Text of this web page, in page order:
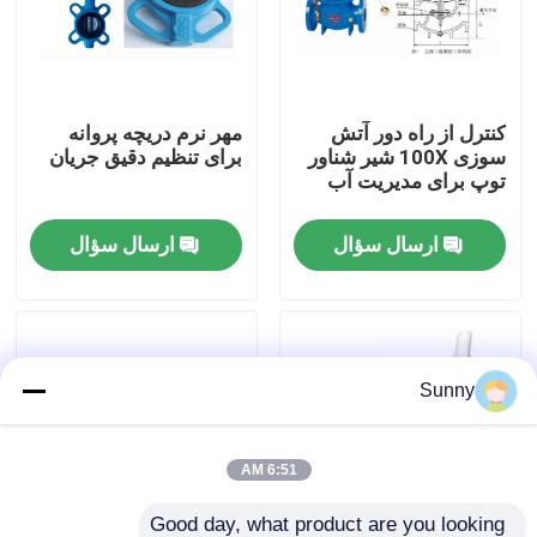
تور کارخانه
کنترل کیفیت
درخواست نقل قول
منابع مرزی
کنترل از راه دور آتش
سوزی 100X شیر شناور
توپ برای مدیریت آب
ارسال سؤال
مهر نرم دریچه پروانه
برای تنظیم دقیق جریان
ارسال سؤال
Sunny
6:51 AM
Good day, what product are you looking